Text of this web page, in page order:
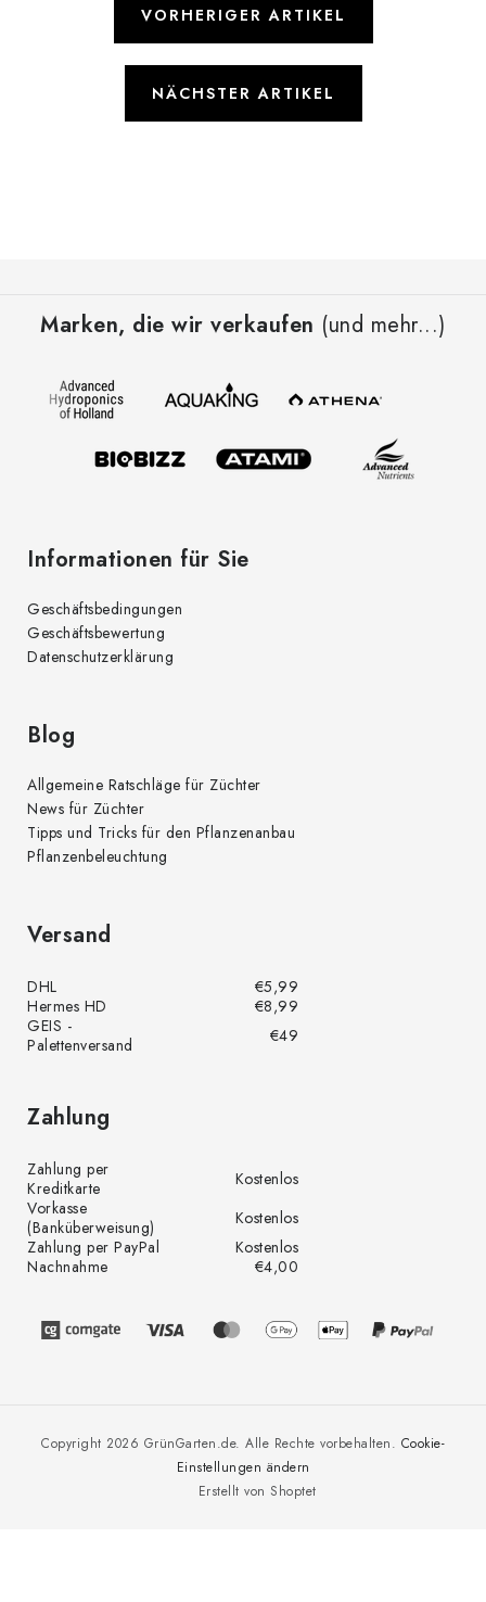
VORHERIGER ARTIKEL
NÄCHSTER ARTIKEL
Marken, die wir verkaufen (und mehr...)
Informationen für Sie
Geschäftsbedingungen
Geschäftsbewertung
Datenschutzerklärung
Blog
Allgemeine Ratschläge für Züchter
News für Züchter
Tipps und Tricks für den Pflanzenanbau
Pflanzenbeleuchtung
Versand
DHL
€5,99
Hermes HD
€8,99
GEIS -
Palettenversand
€49
Zahlung
Zahlung per
Kreditkarte
Kostenlos
Vorkasse
(Banküberweisung)
Kostenlos
Zahlung per PayPal
Kostenlos
Nachnahme
€4,00
Erstellt von Shoptet
Copyright 2026 GrünGarten.de. Alle Rechte vorbehalten. Cookie-
Einstellungen ändern